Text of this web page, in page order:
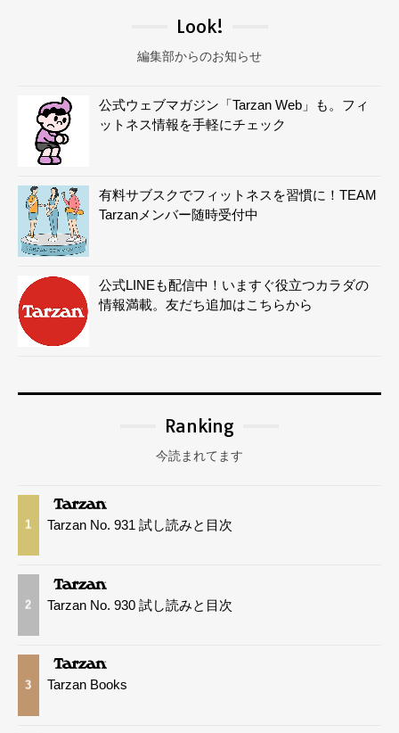
Look!
編集部からのお知らせ
公式ウェブマガジン「Tarzan Web」も。フィ
ットネス情報を手軽にチェック
有料サブスクでフィットネスを習慣に！TEAM
Tarzanメンバー随時受付中
公式LINEも配信中！いますぐ役立つカラダの
情報満載。友だち追加はこちらから
Ranking
今読まれてます
1 Tarzan No. 931 試し読みと目次
2 Tarzan No. 930 試し読みと目次
3 Tarzan Books